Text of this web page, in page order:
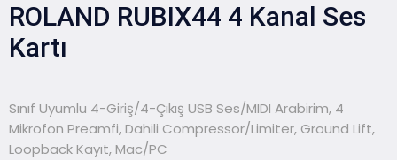
ROLAND RUBIX44 4 Kanal Ses
Kartı
Sınıf Uyumlu 4-Giriş/4-Çıkış USB Ses/MIDI Arabirim, 4
Mikrofon Preamfi, Dahili Compressor/Limiter, Ground Lift,
Loopback Kayıt, Mac/PC